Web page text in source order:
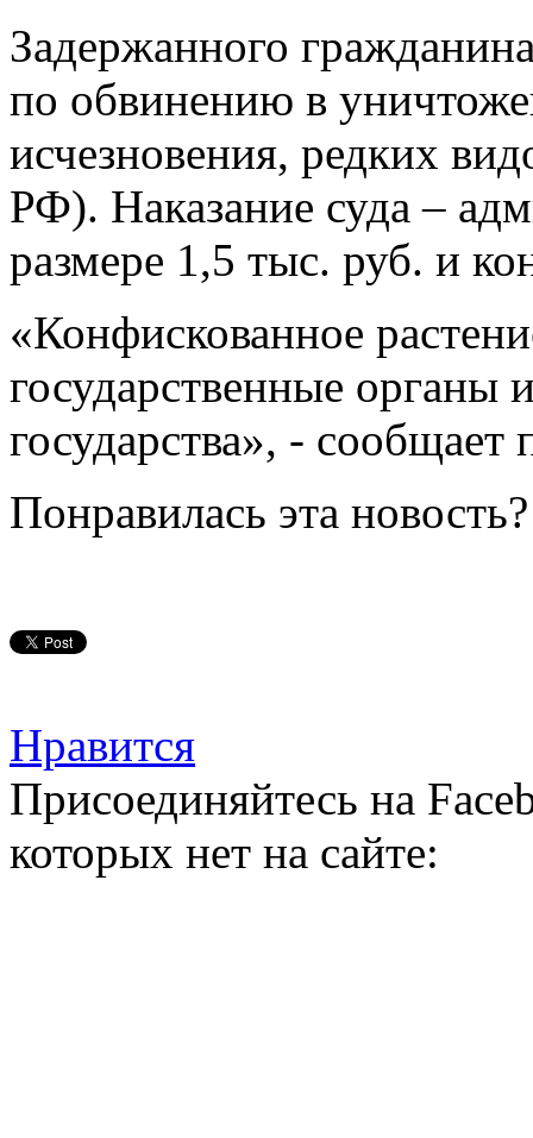
Задержанного
по обвинению в
исчезновения, редких
РФ). Наказание суда –
размере 1,5 тыс. руб. и
«Конфискованное
государственные органы
государства», - сообщает
Понравилась эта
Нравится
Присоединяйтесь на
которых нет на сайте: